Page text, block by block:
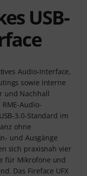
USB-
Audio-Interface,
sowie interne
und Nachhall
Audio-
3.0-Standard im
ohne
und Ausgänge
sich praxisnah vier
für Mikrofone und
Das Fireface UFX